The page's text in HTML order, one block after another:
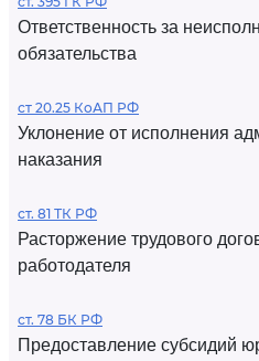
Ответственность за
обязательства
ст 20.25 КоАП РФ
Уклонение от исполнения
наказания
ст. 81 ТК РФ
Расторжение трудового
работодателя
ст. 78 БК РФ
Предоставление субсидий